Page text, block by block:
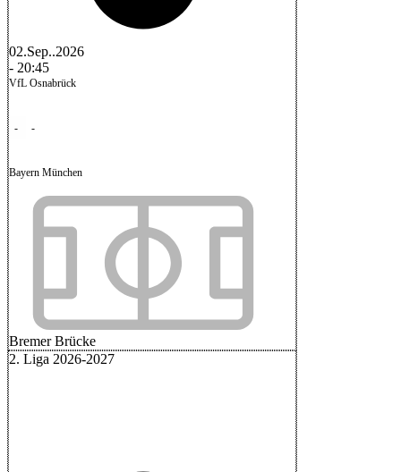
02.Sep..2026
- 20:45
VfL Osnabrück
- -
Bayern München
Bremer Brücke
2. Liga 2026-2027